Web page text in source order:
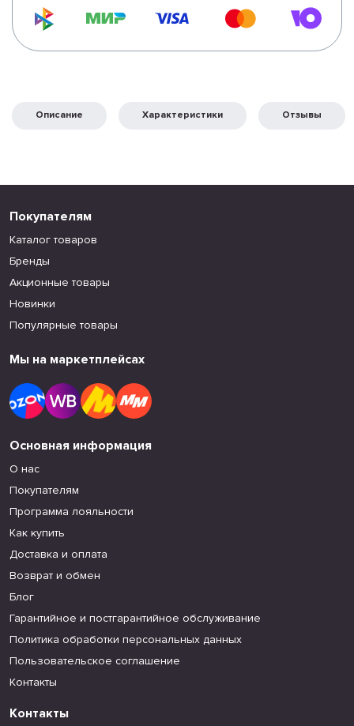
Описание Характеристики Отзывы
Покупателям
Каталог товаров
Бренды
Акционные товары
Новинки
Популярные товары
Мы на маркетплейсах
Основная информация
О нас
Покупателям
Программа лояльности
Как купить
Доставка и оплата
Возврат и обмен
Блог
Гарантийное и постгарантийное обслуживание
Политика обработки персональных данных
Пользовательское соглашение
Контакты
Контакты